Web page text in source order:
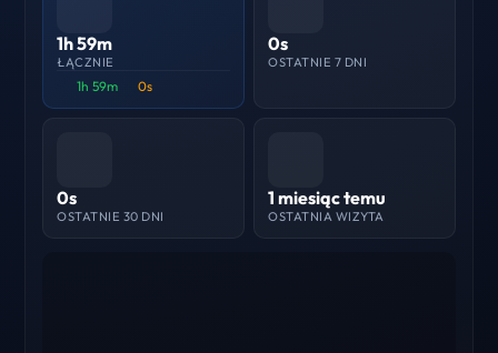
1h 59m
ŁĄCZNIE
1h 59m 0s
0s
OSTATNIE 7 DNI
0s
OSTATNIE 30 DNI
1 miesiąc temu
OSTATNIA WIZYTA